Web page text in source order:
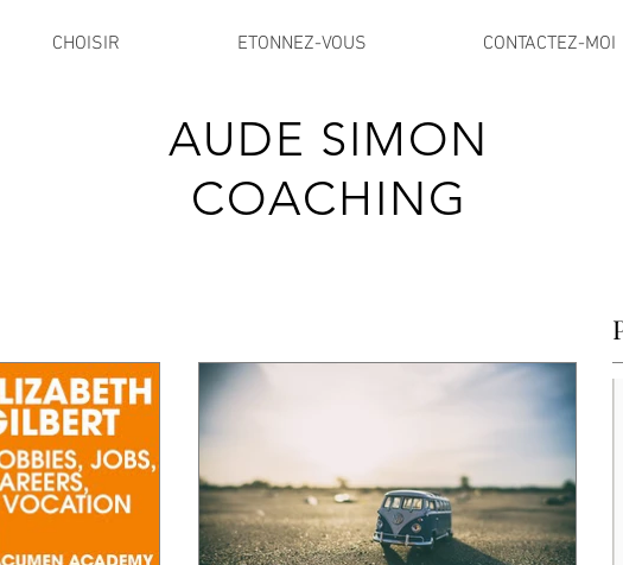
CHOISIR ETONNEZ-VOUS CONTACTEZ-MOI
AUDE SIMON
COACHING